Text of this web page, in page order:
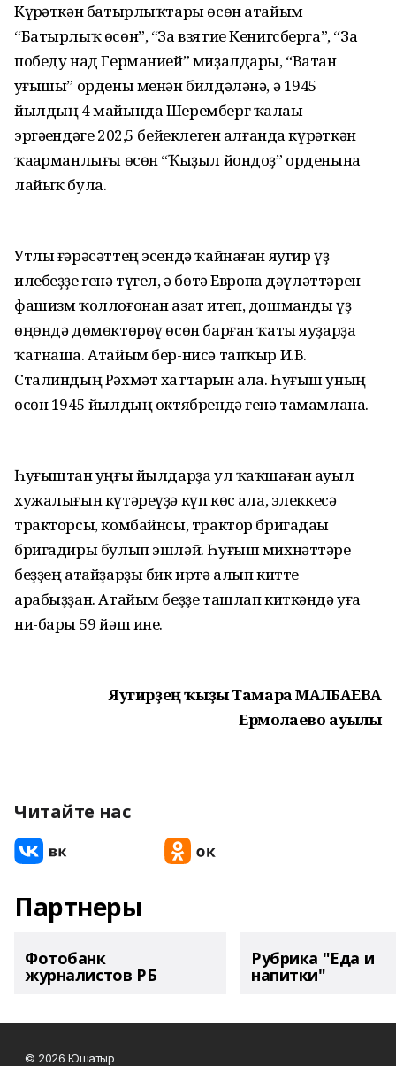
Күрһәткән батырлыҡтары өсөн атайым
“Батырлыҡ өсөн”, “За взятие Кенигсберга”, “За
победу над Германией” миҙалдары, “Ватан
һуғышы” ордены менән билдәләнә, ә 1945
йылдың 4 майында Шеремберг ҡалаһы
эргәһендәге 202,5 бейеклеген алғанда күрһәткән
ҡаһарманлығы өсөн “Ҡыҙыл йондоҙ” орденына
лайыҡ була.
Утлы ғәрәсәттең эсендә ҡайнаған яугир үҙ
илебеҙҙе генә түгел, ә бөтә Европа дәүләттәрен
фашизм ҡоллоғонан азат итеп, дошманды үҙ
өңөндә дөмөктөрөү өсөн барған ҡаты яуҙарҙа
ҡатнаша. Атайым бер-нисә тапҡыр И.В.
Сталиндың Рәхмәт хаттарын ала. Һуғыш уның
өсөн 1945 йылдың октябрендә генә тамамлана.
Һуғыштан һуңғы йылдарҙа ул ҡаҡшаған ауыл
хужалығын күтәреүҙә күп көс һала, элеккесә
тракторсы, комбайнсы, трактор бригадаһы
бригадиры булып эшләй. Һуғыш михнәттәре
беҙҙең атайҙарҙы бик иртә алып китте
арабыҙҙан. Атайым беҙҙе ташлап киткәндә уға
ни-бары 59 йәш ине.
Яугирҙең ҡыҙы Тамара МАЛБАЕВА
Ермолаево ауылы
Читайте нас
Партнеры
Фотобанк
журналистов РБ
Рубрика "Еда и
напитки"
© 2026 Юшатыр